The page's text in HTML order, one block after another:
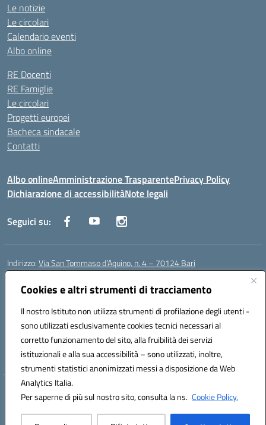
Cookies e altri strumenti di tracciamento
Il nostro Istituto non utilizza strumenti di profilazione degli utenti -
sono utilizzati esclusivamente cookies tecnici necessari al
corretto funzionamento del sito, alla fruibilità dei servizi
istituzionali e alla sua accessibilità – sono utilizzati, inoltre,
strumenti statistici anonimizzati messi a disposizione da Web
Analytics Italia.
Per saperne di più sul nostro sito, consulta la ns. Cookie Policy.
Le notizie
Le circolari
Calendario eventi
Albo online
RE Docenti
RE Famiglie
Le circolari
Progetti europei
Bacheca sindacale
Contatti
Albo onlineAmministrazione TrasparentePrivacy Policy
Dichiarazione di accessibilitàNote legali
Seguici su:
Indirizzo:Via San Tommaso d’Aquino, n. 4 – 70124 Bari
Centralino:
Posta elettronica certificata (PEC):bapc150004@pec.istruzione.it
Codice fiscale: 80011240720
Codice meccanografico:BAPC150004
Codice Indice delle Pubbliche Amministrazioni (IPA): istsc_bapc150004
Codice unico di fatturazione (CUF): UFLLWZ
Hosting & Powered by 3D Solution S.r.l.
Concept & Design by Designers Italia